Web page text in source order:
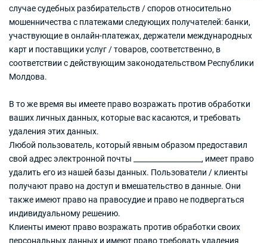
случае судебных разбирательств / споров относительно
мошенничества с платежами следующих получателей: банки,
участвующие в онлайн-платежах, держатели международных
карт и поставщики услуг / товаров, соответственно, в
соответствии с действующим законодательством Республики
Молдова.
В то же время вы имеете право возражать против обработки
ваших личных данных, которые вас касаются, и требовать
удаления этих данных.
Любой пользователь, который явным образом предоставил
свой адрес электронной почты ___________________, имеет право
удалить его из нашей базы данных. Пользователи / клиенты
получают право на доступ и вмешательство в данные. Они
также имеют право на правосудие и право не подвергаться
индивидуальному решению.
Клиенты имеют право возражать против обработки своих
персональных данных и имеют право требовать удаления